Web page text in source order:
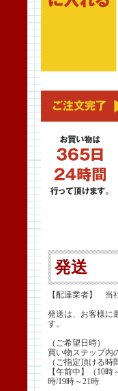
発送
【配達業者】 当
発送は、お客様に
す。
（ご希望日時）
買い物ステップ内
（ご指定頂ける時
【午前中】（10
時/19時～21時